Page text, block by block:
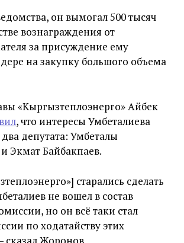
он вымогал 500 тысяч
вознаграждения от
за присуждение ему
на закупку большого объема
«Кыргызтеплоэнерго» Айбек
, что интересы Умбеталиева
депутата: Умбеталы
Экмат Байбакпаев.
старались сделать
не вошел в состав
но он всё таки стал
по ходатайству этих